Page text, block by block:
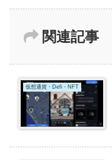
関連記事
仮想通貨・Defi・NFT